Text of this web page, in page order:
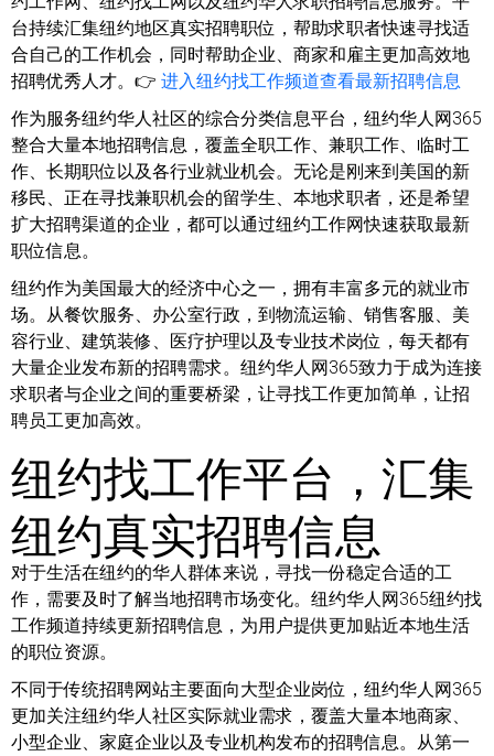
台持续汇集纽约地区真实招聘职位，帮助求职者快速寻找适
合自己的工作机会，同时帮助企业、商家和雇主更加高效地
招聘优秀人才。👉 进入纽约找工作频道查看最新招聘信息
作为服务纽约华人社区的综合分类信息平台，纽约华人网365
整合大量本地招聘信息，覆盖全职工作、兼职工作、临时工
作、长期职位以及各行业就业机会。无论是刚来到美国的新
移民、正在寻找兼职机会的留学生、本地求职者，还是希望
扩大招聘渠道的企业，都可以通过纽约工作网快速获取最新
职位信息。
纽约作为美国最大的经济中心之一，拥有丰富多元的就业市
场。从餐饮服务、办公室行政，到物流运输、销售客服、美
容行业、建筑装修、医疗护理以及专业技术岗位，每天都有
大量企业发布新的招聘需求。纽约华人网365致力于成为连接
求职者与企业之间的重要桥梁，让寻找工作更加简单，让招
聘员工更加高效。
纽约找工作平台，汇集
纽约真实招聘信息
对于生活在纽约的华人群体来说，寻找一份稳定合适的工
作，需要及时了解当地招聘市场变化。纽约华人网365纽约找
工作频道持续更新招聘信息，为用户提供更加贴近本地生活
的职位资源。
不同于传统招聘网站主要面向大型企业岗位，纽约华人网365
更加关注纽约华人社区实际就业需求，覆盖大量本地商家、
小型企业、家庭企业以及专业机构发布的招聘信息。从第一